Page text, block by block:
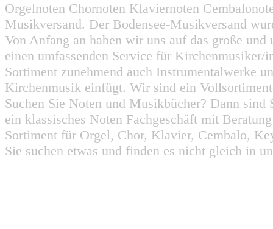
Orgelnoten Chornoten Klaviernoten
Musikversand. Der Bodensee-Musikversand
Von Anfang an haben wir uns auf das große
einen umfassenden Service für
Sortiment zunehmend auch Instrumentalwerke
Kirchenmusik einfügt. Wir sind ein
Suchen Sie Noten und Musikbücher? Dann
ein klassisches Noten Fachgeschäft mit
Sortiment für Orgel, Chor, Klavier, Cembalo,
Sie suchen etwas und finden es nicht gleich in